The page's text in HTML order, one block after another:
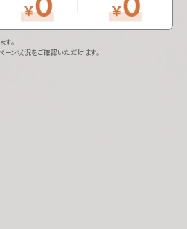
。
ン状況をご確認いただけます。